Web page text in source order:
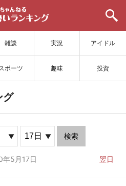
雑談 実況 アイドル
スポーツ 趣味 投資
イトを更新
グ
検索
年5月17日 翌日